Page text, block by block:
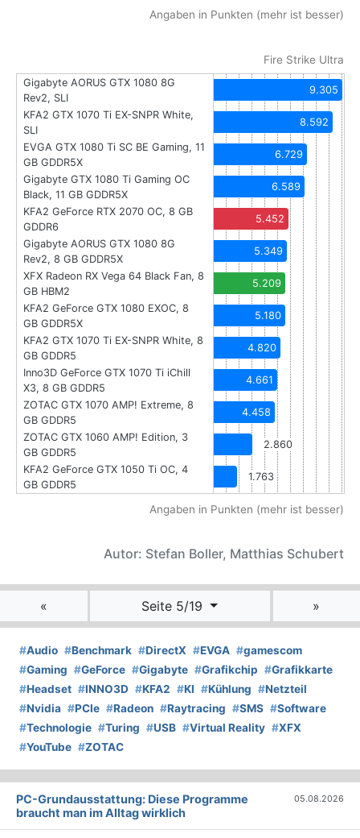
Angaben in Punkten (mehr ist besser)
Fire Strike Ultra
Gigabyte AORUS GTX 1080 8G
Rev2, SLI
9.305
KFA2 GTX 1070 Ti EX-SNPR White,
SLI
8.592
EVGA GTX 1080 Ti SC BE Gaming, 11
GB GDDR5X
6.729
Gigabyte GTX 1080 Ti Gaming OC
Black, 11 GB GDDR5X
6.589
KFA2 GeForce RTX 2070 OC, 8 GB
GDDR6
5.452
Gigabyte AORUS GTX 1080 8G
Rev2, 8 GB GDDR5X
5.349
XFX Radeon RX Vega 64 Black Fan, 8
GB HBM2
5.209
KFA2 GeForce GTX 1080 EXOC, 8
GB GDDR5X
5.180
KFA2 GTX 1070 Ti EX-SNPR White, 8
GB GDDR5
4.820
Inno3D GeForce GTX 1070 Ti iChill
X3, 8 GB GDDR5
4.661
ZOTAC GTX 1070 AMP! Extreme, 8
GB GDDR5
4.458
ZOTAC GTX 1060 AMP! Edition, 3
GB GDDR5
2.860
KFA2 GeForce GTX 1050 Ti OC, 4
GB GDDR5
1.763
Angaben in Punkten (mehr ist besser)
Autor: Stefan Boller, Matthias Schubert
« Seite 5/19 »
#Audio #Benchmark #DirectX #EVGA #gamescom
#Gaming #GeForce #Gigabyte #Grafikchip #Grafikkarte
#Headset #INNO3D #KFA2 #KI #Kühlung #Netzteil
#Nvidia #PCIe #Radeon #Raytracing #SMS #Software
#Technologie #Turing #USB #Virtual Reality #XFX
#YouTube #ZOTAC
PC-Grundausstattung: Diese Programme
braucht man im Alltag wirklich
05.08.2026